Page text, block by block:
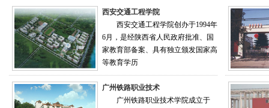
西安交通工程学院
西安交通工程学院创办于1994年
6月，是经陕西省人民政府批准、国
家教育部备案、具有独立颁发国家高
等教育学历
广州铁路职业技术
广州铁路职业技术学院成立于